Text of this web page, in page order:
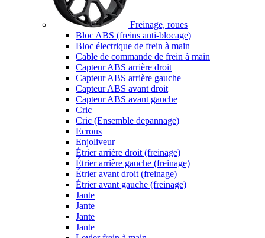
Freinage, roues
Bloc ABS (freins anti-blocage)
Bloc électrique de frein à main
Cable de commande de frein à main
Capteur ABS arrière droit
Capteur ABS arrière gauche
Capteur ABS avant droit
Capteur ABS avant gauche
Cric
Cric (Ensemble depannage)
Ecrous
Enjoliveur
Étrier arrière droit (freinage)
Étrier arrière gauche (freinage)
Étrier avant droit (freinage)
Étrier avant gauche (freinage)
Jante
Jante
Jante
Jante